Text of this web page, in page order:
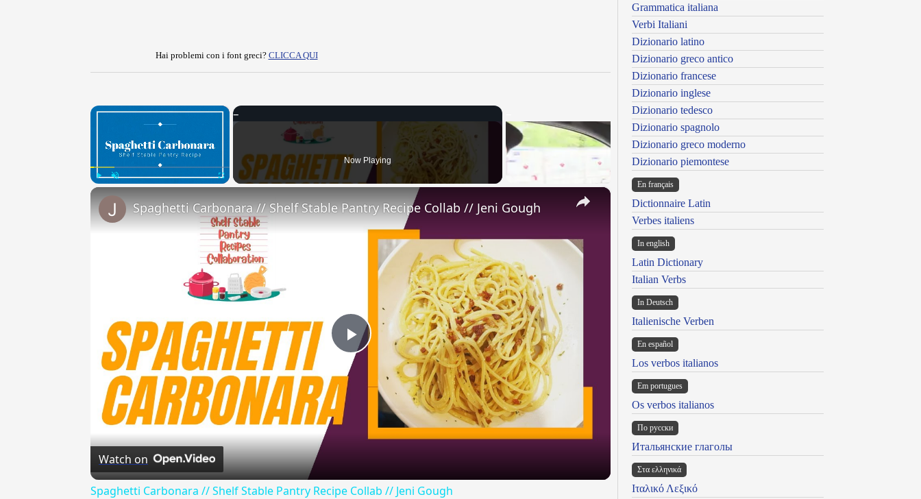
Hai problemi con i font greci? CLICCA QUI
×
Now Playing
×
Play
Video
Spaghetti Carbonara // Shelf Stable Pantry Recipe Collab // Jeni Gough
Watch on
Spaghetti Carbonara // Shelf Stable Pantry Recipe Collab // Jeni Gough
Grammatica italiana
Verbi Italiani
Dizionario latino
Dizionario greco antico
Dizionario francese
Dizionario inglese
Dizionario tedesco
Dizionario spagnolo
Dizionario greco moderno
Dizionario piemontese
En français
Dictionnaire Latin
Verbes italiens
In english
Latin Dictionary
Italian Verbs
In Deutsch
Italienische Verben
En español
Los verbos italianos
Em portugues
Os verbos italianos
По русски
Итальянские глаголы
Στα ελληνικά
Ιταλικό Λεξικό